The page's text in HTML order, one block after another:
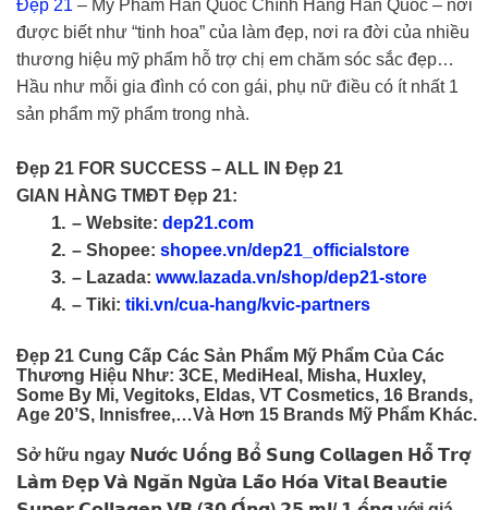
Đẹp 21 – Mỹ Phẩm Hàn Quốc Chính Hãng Hàn Quốc – nơi
được biết như “tinh hoa” của làm đẹp, nơi ra đời của nhiều
thương hiệu mỹ phẩm hỗ trợ chị em chăm sóc sắc đẹp…
Hầu như mỗi gia đình có con gái, phụ nữ điều có ít nhất 1
sản phẩm mỹ phẩm trong nhà.
Đẹp 21 FOR SUCCESS – ALL IN Đẹp 21
GIAN HÀNG TMĐT Đẹp 21:
– Website: dep21.com
– Shopee: shopee.vn/dep21_officialstore
– Lazada: www.lazada.vn/shop/dep21-store
– Tiki: tiki.vn/cua-hang/kvic-partners
Đẹp 21 Cung Cấp Các Sản Phẩm Mỹ Phẩm Của Các
Thương Hiệu Như: 3CE, MediHeal, Misha, Huxley,
Some By Mi, Vegitoks, Eldas, VT Cosmetics, 16 Brands,
Age 20’s, Innisfree,…và Hơn 15 Brands Mỹ Phẩm Khác.
Sở hữu ngay 𝗡𝘂̛𝗼̛́𝗰 𝗨𝗼̂́𝗻𝗴 𝗕𝗼̂̉ 𝗦𝘂𝗻𝗴 𝗖𝗼𝗹𝗹𝗮𝗴𝗲𝗻 𝗛𝗼̂̃ 𝗧𝗿𝗼̛̣
𝗟𝗮̀𝗺 Đ𝗲̣𝗽 𝗩𝗮̀ 𝗡𝗴𝗮̆𝗻 𝗡𝗴𝘂̛̀𝗮 𝗟𝗮̃𝗼 𝗛𝗼́𝗮 𝗩𝗶𝘁𝗮𝗹 𝗕𝗲𝗮𝘂𝘁𝗶𝗲